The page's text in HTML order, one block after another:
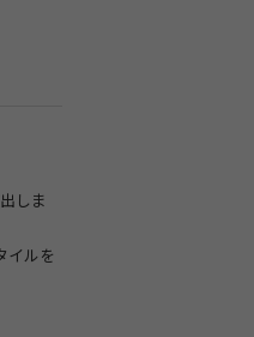
しま
イルを